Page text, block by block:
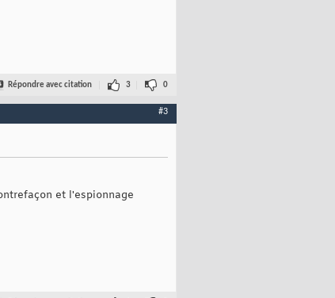
Répondre avec citation 3 0
#3
et l'espionnage